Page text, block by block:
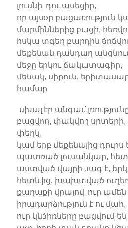
լուսնի, դու ասեցիր,
որ այսօր բացառություն
մարմիններից բացի,
հսկա տգեղ բարդին
մեքենան դանդաղ
մեջը երկու ճակատագիր,
մենակ, սիրուն,
համար
սխալ էր անգամ
բացվող, փակվող սրտերի,
փեղկ,
կամ երբ մեքենայից դուրս
պատռած լուսանկար,
աստված վայրի սագ է,
հետևից, խախտված ուղեղ,
քաղաքի վրայով, ուր ամեն
իրադարձություն է ու մահ,
ուր կնճիռները բացվում